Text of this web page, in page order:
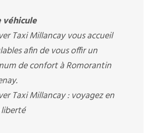
véhicule
Taxi Millancay vous accueil
afin de vous offir un
de confort à Romorantin
Taxi Millancay : voyagez en